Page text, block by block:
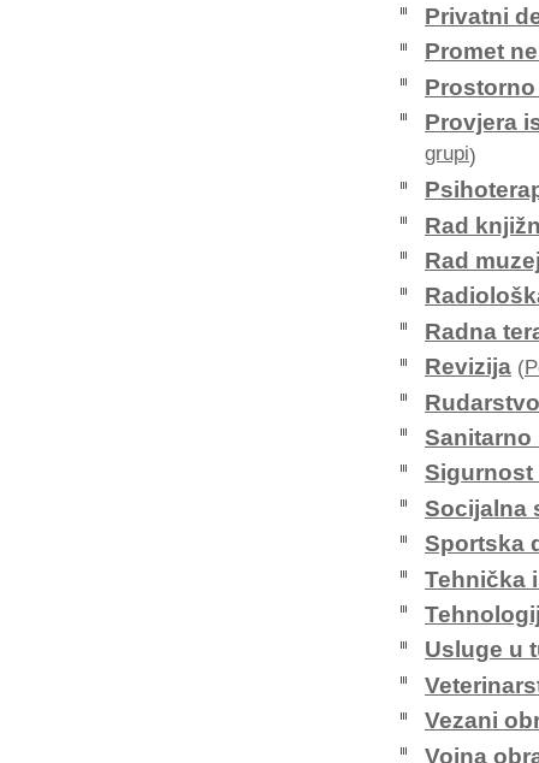
Privatni
Promet
Provjera
grupi)
Rad
Rad
Radna
Revizija (
Rudarstvo
Sigurnost
Socijalna
Sportska
Tehnička
Usluge u
Vezani
Vojna